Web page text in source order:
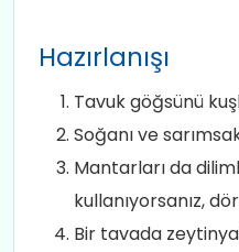
Hazırlanışı
Tavuk göğsünü
Soğanı ve
Mantarları da
kullanıyorsanız,
Bir tavada